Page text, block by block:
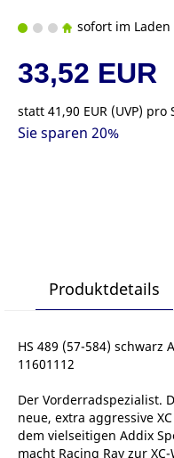
sofort im
33,52 EUR
statt 41,90 EUR (UVP) pro
Sie sparen 20%
Produktdetails
HS 489 (57-584) schwarz
11601112
Der Vorderradspezialist.
neue, extra aggressive
dem vielseitigen Addix
macht Racing Ray zur